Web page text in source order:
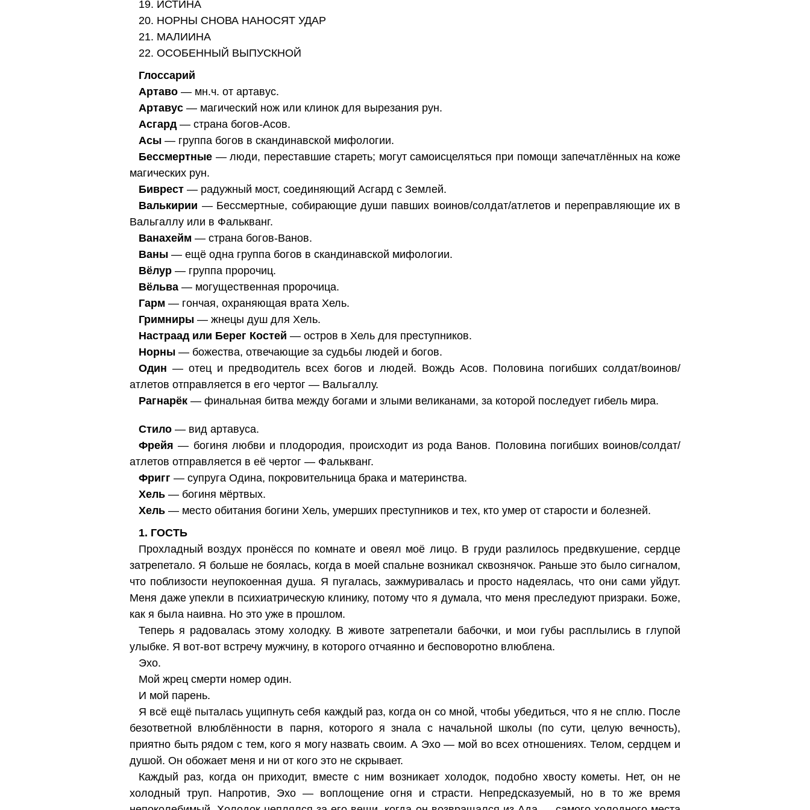
19. ИСТИНА
20. НОРНЫ СНОВА НАНОСЯТ УДАР
21. МАЛИИНА
22. ОСОБЕННЫЙ ВЫПУСКНОЙ
Глоссарий
Артаво — мн.ч. от артавус.
Артавус — магический нож или клинок для вырезания рун.
Асгард— страна богов-Асов.
Асы — группа богов в скандинавской мифологии.
Бессмертные — люди, переставшие стареть; могут самоисцеляться при помощи запечатлённых на коже
магических рун.
Биврест — радужный мост, соединяющий Асгард с Землей.
Валькирии — Бессмертные, собирающие души павших воинов/солдат/атлетов и переправляющие их в
Вальгаллу или в Фалькванг.
Ванахейм — страна богов-Ванов.
Ваны — ещё одна группа богов в скандинавской мифологии.
Вёлур — группа пророчиц.
Вёльва — могущественная пророчица.
Гарм — гончая, охраняющая врата Хель.
Гримниры — жнецы душ для Хель.
Настраад или Берег Костей — остров в Хель для преступников.
Норны — божества, отвечающие за судьбы людей и богов.
Один — отец и предводитель всех богов и людей. Вождь Асов. Половина погибших солдат/воинов/
атлетов отправляется в его чертог — Вальгаллу.
Рагнарёк — финальная битва между богами и злыми великанами, за которой последует гибель мира.
Стило — вид артавуса.
Фрейя — богиня любви и плодородия, происходит из рода Ванов. Половина погибших воинов/солдат/
атлетов отправляется в её чертог — Фалькванг.
Фригг — супруга Одина, покровительница брака и материнства.
Хель — богиня мёртвых.
Хель — место обитания богини Хель, умерших преступников и тех, кто умер от старости и болезней.
1. ГОСТЬ
Прохладный воздух пронёсся по комнате и овеял моё лицо. В груди разлилось предвкушение, сердце
затрепетало. Я больше не боялась, когда в моей спальне возникал сквознячок. Раньше это было сигналом,
что поблизости неупокоенная душа. Я пугалась, зажмуривалась и просто надеялась, что они сами уйдут.
Меня даже упекли в психиатрическую клинику, потому что я думала, что меня преследуют призраки. Боже,
как я была наивна. Но это уже в прошлом.
Теперь я радовалась этому холодку. В животе затрепетали бабочки, и мои губы расплылись в глупой
улыбке. Я вот-вот встречу мужчину, в которого отчаянно и бесповоротно влюблена.
Эхо.
Мой жрец смерти номер один.
И мой парень.
Я всё ещё пыталась ущипнуть себя каждый раз, когда он со мной, чтобы убедиться, что я не сплю. После
безответной влюблённости в парня, которого я знала с начальной школы (по сути, целую вечность),
приятно быть рядом с тем, кого я могу назвать своим. А Эхо — мой во всех отношениях. Телом, сердцем и
душой. Он обожает меня и ни от кого это не скрывает.
Каждый раз, когда он приходит, вместе с ним возникает холодок, подобно хвосту кометы. Нет, он не
холодный труп. Напротив, Эхо — воплощение огня и страсти. Непредсказуемый, но в то же время